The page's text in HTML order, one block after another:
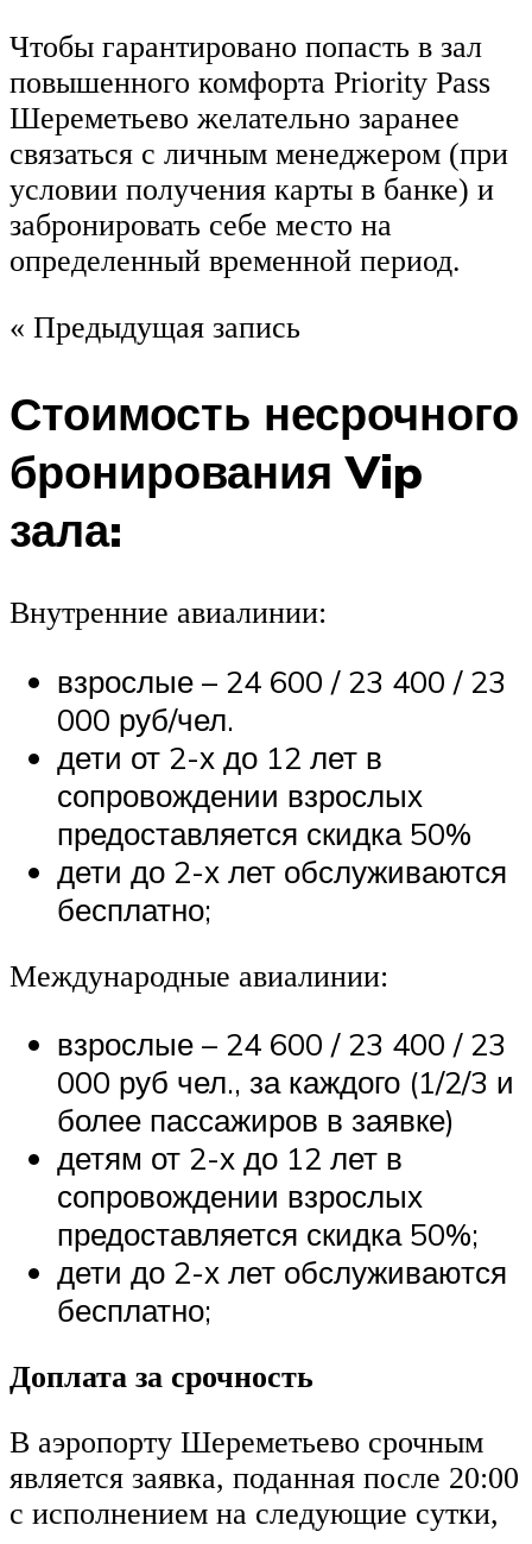
Чтобы гарантировано попасть в зал
повышенного комфорта Priority Pass
Шереметьево желательно заранее
связаться с личным менеджером (при
условии получения карты в банке) и
забронировать себе место на
определенный временной период.
« Предыдущая запись
Стоимость несрочного
бронирования Vip
зала:
Внутренние авиалинии:
взрослые – 24 600 / 23 400 / 23
000 руб/чел.
дети от 2-х до 12 лет в
сопровождении взрослых
предоставляется скидка 50%
дети до 2-х лет обслуживаются
бесплатно;
Международные авиалинии:
взрослые – 24 600 / 23 400 / 23
000 руб чел., за каждого (1/2/3 и
более пассажиров в заявке)
детям от 2-х до 12 лет в
сопровождении взрослых
предоставляется скидка 50%;
дети до 2-х лет обслуживаются
бесплатно;
Доплата за срочность
В аэропорту Шереметьево срочным
является заявка, поданная после 20:00
с исполнением на следующие сутки,